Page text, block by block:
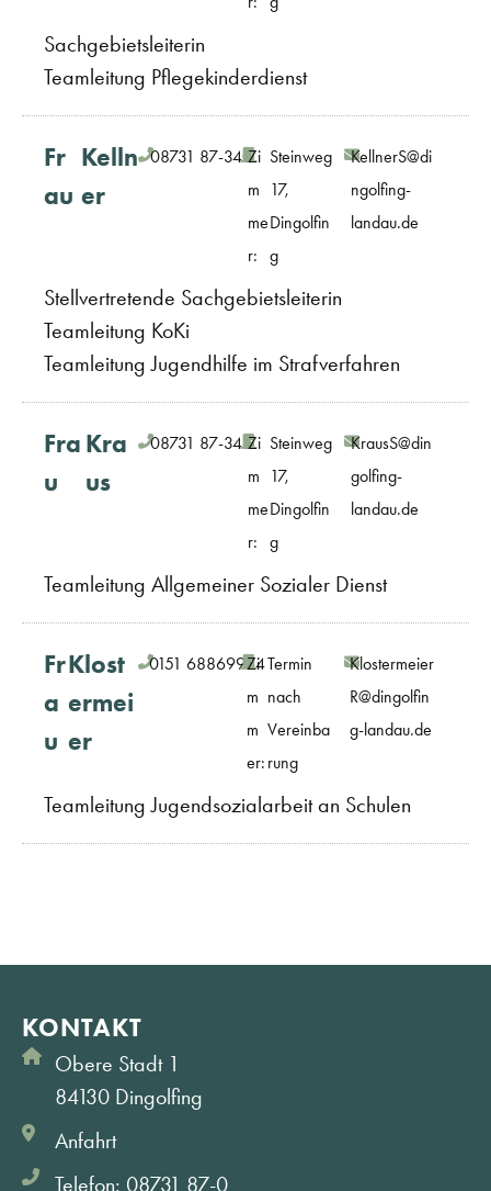
Sachgebietsleiterin
Teamleitung Pflegekinderdienst
Fr
au
Kelln
er
08731 87-340Zi
m
me
r:
Steinweg
17,
Dingolfin
g
KellnerS@di
ngolfing-
landau.de
Stellvertretende Sachgebietsleiterin
Teamleitung KoKi
Teamleitung Jugendhilfe im Strafverfahren
Fra
u
Kra
us
08731 87-346Zi
m
me
r:
Steinweg
17,
Dingolfin
g
KrausS@din
golfing-
landau.de
Teamleitung Allgemeiner Sozialer Dienst
Fr
a
u
Klost
ermei
er
0151 68869964
Zi
m
m
er:
Termin
nach
Vereinba
rung
Klostermeier
R@dingolfin
g-landau.de
Teamleitung Jugendsozialarbeit an Schulen
KONTAKT
Obere Stadt 1
84130 Dingolfing
Anfahrt
Telefon: 08731 87-0